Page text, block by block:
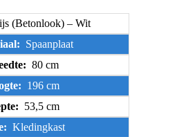
(Betonlook) – Wit
Spaanplaat
80 cm
196 cm
53,5 cm
Kledingkast